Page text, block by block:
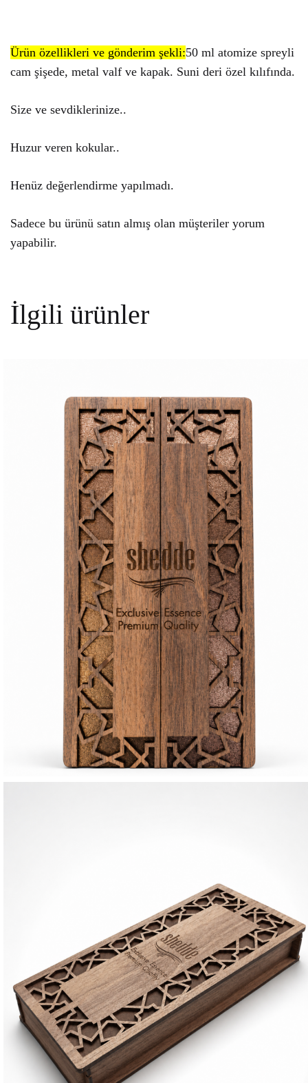
Ürün özellikleri ve gönderim şekli:50 ml atomize spreyli
cam şişede, metal valf ve kapak. Suni deri özel kılıfında.
Size ve sevdiklerinize..
Huzur veren kokular..
Henüz değerlendirme yapılmadı.
Sadece bu ürünü satın almış olan müşteriler yorum
yapabilir.
İlgili ürünler